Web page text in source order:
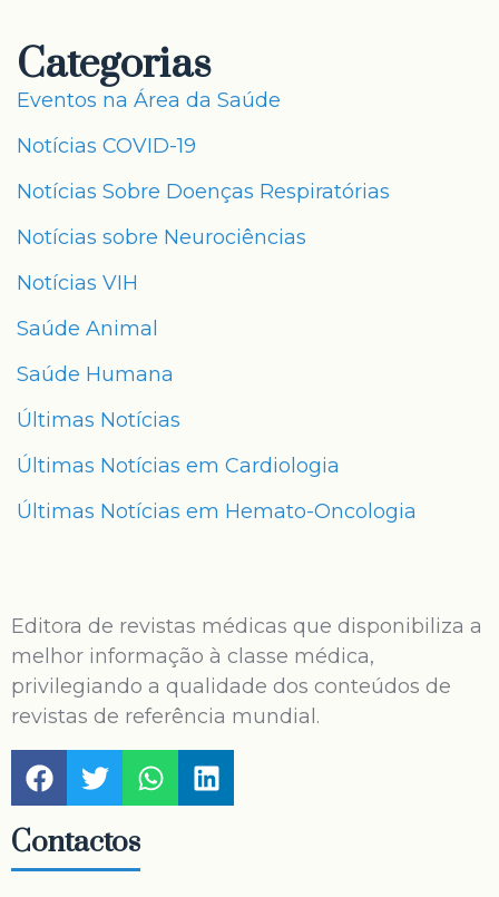
Categorias
Eventos na Área da Saúde
Notícias COVID-19
Notícias Sobre Doenças Respiratórias
Notícias sobre Neurociências
Notícias VIH
Saúde Animal
Saúde Humana
Últimas Notícias
Últimas Notícias em Cardiologia
Últimas Notícias em Hemato-Oncologia
Editora de revistas médicas que disponibiliza a
melhor informação à classe médica,
privilegiando a qualidade dos conteúdos de
revistas de referência mundial.
Contactos